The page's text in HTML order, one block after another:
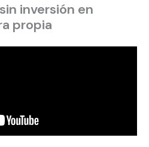
inversión en
propia